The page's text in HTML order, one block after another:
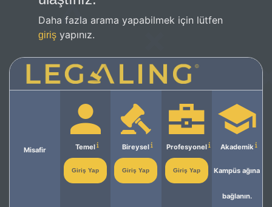
Daha fazla arama yapabilmek için lütfen
giriş yapınız.
Misafir Temel
Giriş Yap
Bireysel
Giriş Yap
Profesyonel
Giriş Yap
Akademik
Kampüs ağına
bağlanın.